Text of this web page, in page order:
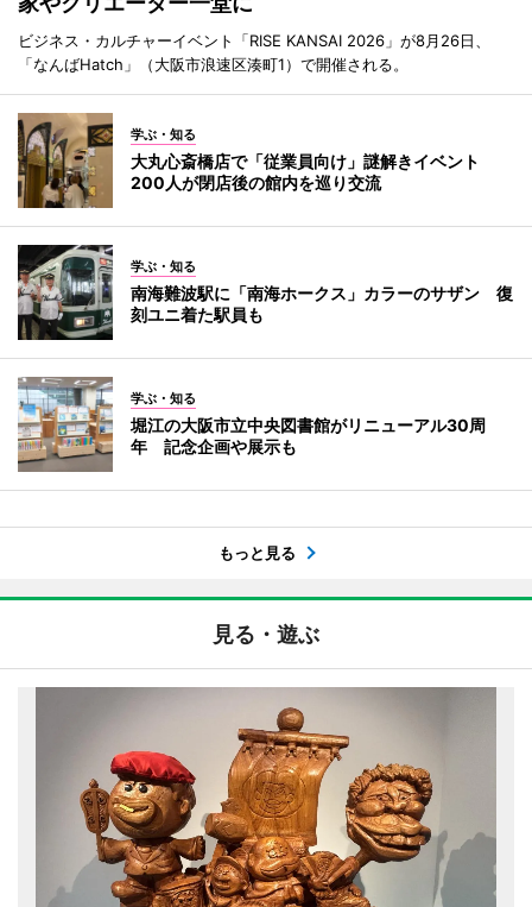
ビジネス・カルチャーイベント「RISE KANSAI 2026」が8月26日、
「なんばHatch」（大阪市浪速区湊町1）で開催される。
学ぶ・知る
大丸心斎橋店で「従業員向け」謎解きイベント
200人が閉店後の館内を巡り交流
学ぶ・知る
南海難波駅に「南海ホークス」カラーのサザン 復
刻ユニ着た駅員も
学ぶ・知る
堀江の大阪市立中央図書館がリニューアル30周
年 記念企画や展示も
もっと見る
見る・遊ぶ